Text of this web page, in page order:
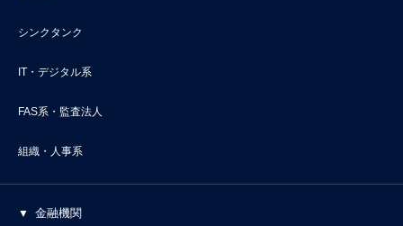
シンクタンク
IT・デジタル系
FAS系・監査法人
組織・人事系
金融機関